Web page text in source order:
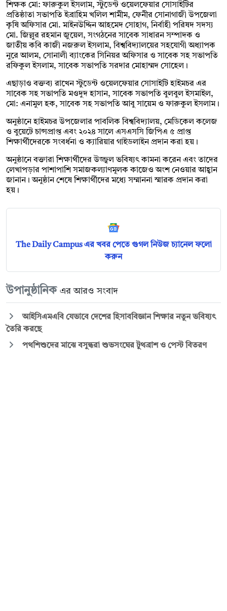
শিক্ষক মো: ফারুকুল ইসলাম, স্টুডেন্ট ওয়েলফেয়ার সোসাইটির
প্রতিষ্ঠাতা সভাপতি ইব্রাহিম খলিল শামীম, ফেনীর সোনাগাজী উপজেলা
কৃষি অফিসার মো. মাইনউদ্দিন আহমেদ সোহাগ, নির্বাহী পরিষদ সদস্য
মো. জিল্লুর রহমান জুয়েল, সংগঠনের সাবেক সাধারন সম্পাদক ও
জাতীয় কবি কাজী নজরুল ইসলাম, বিশ্ববিদ্যালয়ের সহযোগী অধ্যাপক
নুরে আলম, সোনালী ব্যাংকের সিনিয়র অফিসার ও সাবেক সহ সভাপতি
রফিকুল ইসলাম, সাবেক সভাপতি সরদার মোহাম্মদ সোহেল।
এছাড়াও বক্তব্য রাখেন স্টুডেন্ট ওয়েলফেয়ার সোসাইটি হাইমচর এর
সাবেক সহ সভাপতি মওদুদ হাসান, সাবেক সভাপতি বুলবুল ইসমাইল,
মো: এনামুল হক, সাবেক সহ সভাপতি আবু সায়েম ও ফারুকুল ইসলাম।
অনুষ্ঠানে হাইমচর উপজেলার পাবলিক বিশ্ববিদ্যালয়, মেডিকেল কলেজ
ও বুয়েটে চান্সপ্রাপ্ত এবং ২০২৪ সালে এসএসসি জিপিএ ৫ প্রাপ্ত
শিক্ষার্থীদেরকে সংবর্ধনা ও ক্যারিয়ার গাইডলাইন প্রদান করা হয়।
অনুষ্ঠানে বক্তারা শিক্ষার্থীদের উজ্জ্বল ভবিষ্যৎ কামনা করেন এবং তাদের
লেখাপড়ার পাশাপাশি সমাজকল্যাণমূলক কাজেও অংশ নেওয়ার আহ্বান
জানান। অনুষ্ঠান শেষে শিক্ষার্থীদের মধ্যে সম্মাননা স্মারক প্রদান করা
হয়।
The Daily Campus এর খবর পেতে গুগল নিউজ চ্যানেল ফলো
করুন
উপানুষ্ঠানিক এর আরও সংবাদ
আইসিএমএবি যেভাবে দেশের হিসাববিজ্ঞান শিক্ষার নতুন ভবিষ্যৎ
তৈরি করছে
পথশিশুদের মাঝে বসুন্ধরা শুভসংঘের টুথব্রাশ ও পেস্ট বিতরণ